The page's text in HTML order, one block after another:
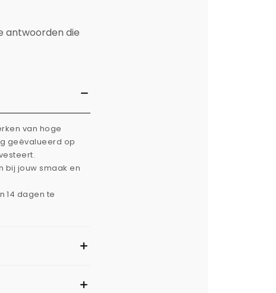
antwoorden die
van hoge
geëvalueerd op
bij jouw smaak en
14 dagen te